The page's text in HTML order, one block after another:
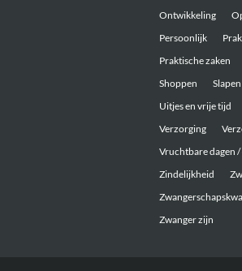
Ontwikkeling
Persoonlijk
Praktische zaken
Shoppen
Slapen
Uitjes en vrije tijd
Verzorging
Vruchtbare dagen
Zindelijkheid
Zwanger zijn